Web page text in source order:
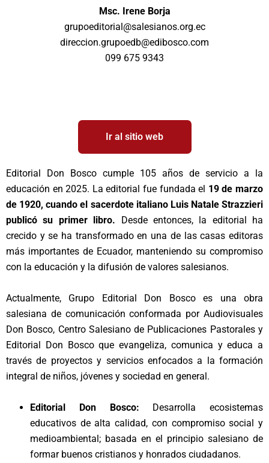
Msc. Irene Borja
grupoeditorial@salesianos.org.ec
direccion.grupoedb@edibosco.com
099 675 9343
Ir al sitio web
Editorial Don Bosco cumple 105 años de servicio a la
educación en 2025. La editorial fue fundada el 19 de marzo
de 1920, cuando el sacerdote italiano Luis Natale Strazzieri
publicó su primer libro. Desde entonces, la editorial ha
crecido y se ha transformado en una de las casas editoras
más importantes de Ecuador, manteniendo su compromiso
con la educación y la difusión de valores salesianos.
Actualmente, Grupo Editorial Don Bosco es una obra
salesiana de comunicación conformada por Audiovisuales
Don Bosco, Centro Salesiano de Publicaciones Pastorales y
Editorial Don Bosco que evangeliza, comunica y educa a
través de proyectos y servicios enfocados a la formación
integral de niños, jóvenes y sociedad en general.
Editorial Don Bosco: Desarrolla ecosistemas
educativos de alta calidad, con compromiso social y
medioambiental; basada en el principio salesiano de
formar buenos cristianos y honrados ciudadanos.